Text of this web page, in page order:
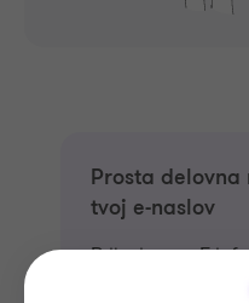
Prosta
tvoj e-naslov
Prijavi se na E-